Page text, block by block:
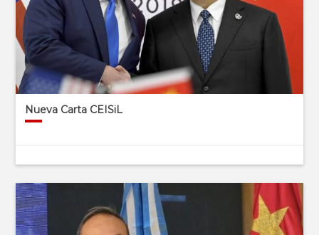
Nueva Carta CEISiL